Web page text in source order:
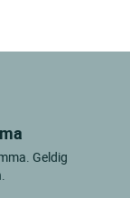
Geldig